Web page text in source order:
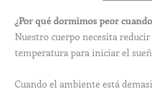
¿Por qué dormimos peor
Nuestro cuerpo necesita
temperatura para iniciar el
Cuando el ambiente está